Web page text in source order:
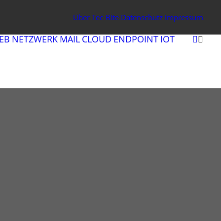
Über Tec-Bite Datenschutz Impressum
NETZWERK MAIL CLOUD ENDPOINT IOT